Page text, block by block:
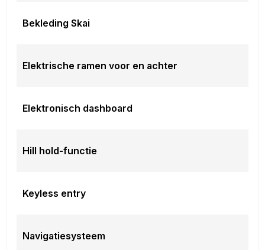
Bekleding Skai
Elektrische ramen voor en achter
Elektronisch dashboard
Hill hold-functie
Keyless entry
Navigatiesysteem